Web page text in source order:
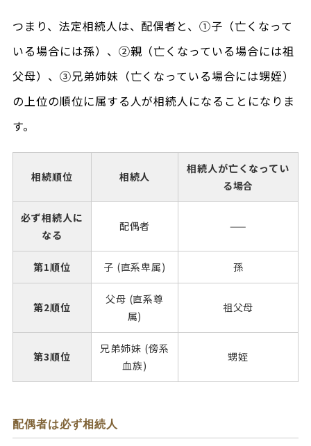
つまり、法定相続人は、配偶者と、①子（亡くなって
いる場合には孫）、②親（亡くなっている場合には祖
父母）、③兄弟姉妹（亡くなっている場合には甥姪）
の上位の順位に属する人が相続人になることになりま
す。
相続順位 相続人
相続人が亡くなってい
る場合
必ず相続人に
なる
配偶者 ——
第1順位 子 (直系卑属) 孫
第2順位
父母 (直系尊
属)
祖父母
第3順位
兄弟姉妹 (傍系
血族)
甥姪
配偶者は必ず相続人